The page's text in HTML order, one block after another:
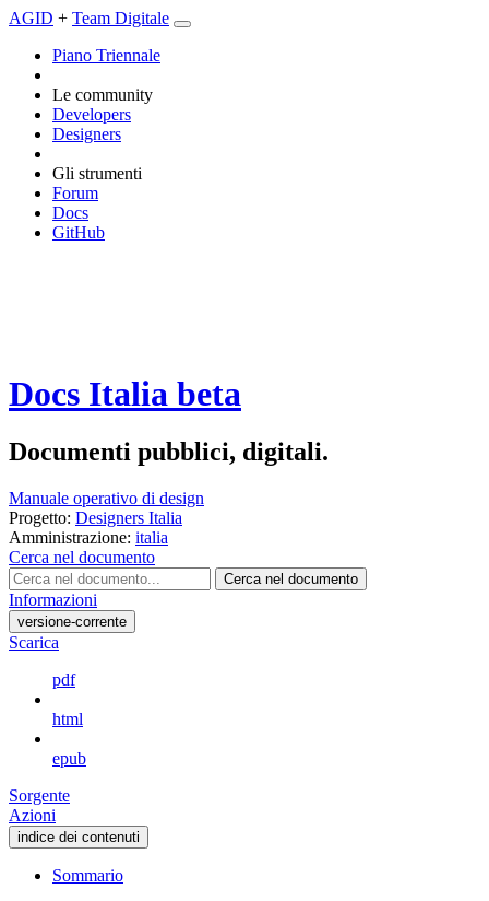
AGID + Team Digitale
Piano Triennale
Le community
Developers
Designers
Gli strumenti
Forum
Docs
GitHub
Docs Italia beta
Documenti pubblici, digitali.
Manuale operativo di design
Progetto: Designers Italia
Amministrazione: italia
Cerca nel documento
Cerca nel documento
Informazioni
versione-corrente
Scarica
pdf
html
epub
Sorgente
Azioni
indice dei contenuti
Sommario